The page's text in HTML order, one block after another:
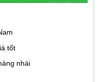
tốt
nhái